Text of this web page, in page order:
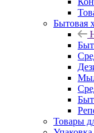
Бытовая
Товары